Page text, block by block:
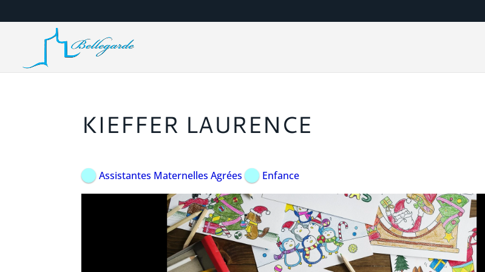
KIEFFER LAURENCE
Assistantes Maternelles Agrées Enfance